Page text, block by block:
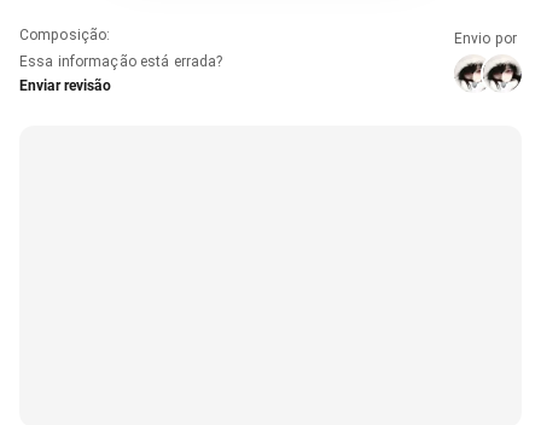
Composição:
Essa informação está errada?
Enviar revisão
Envio por